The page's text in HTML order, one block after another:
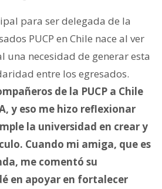
para ser delegada de la
PUCP en Chile nace al ver
una necesidad de generar esta
entre los egresados.
de la PUCP a Chile
y eso me hizo reflexionar
la universidad en crear y
Cuando mi amiga, que es
me comentó su
en apoyar en fortalecer